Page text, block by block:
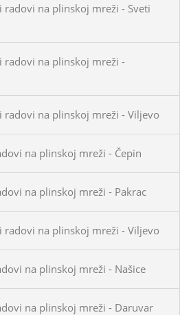
na plinskoj mreži - Sveti
radovi na plinskoj mreži -
na plinskoj mreži - Viljevo
na plinskoj mreži - Čepin
na plinskoj mreži - Pakrac
na plinskoj mreži - Viljevo
na plinskoj mreži - Našice
na plinskoj mreži - Daruvar